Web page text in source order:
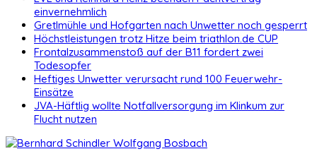
einvernehmlich
Gretlmühle und Hofgarten nach Unwetter noch gesperrt
Höchstleistungen trotz Hitze beim triathlon.de CUP
Frontalzusammenstoß auf der B11 fordert zwei
Todesopfer
Heftiges Unwetter verursacht rund 100 Feuerwehr-
Einsätze
JVA-Häftlig wollte Notfallversorgung im Klinkum zur
Flucht nutzen